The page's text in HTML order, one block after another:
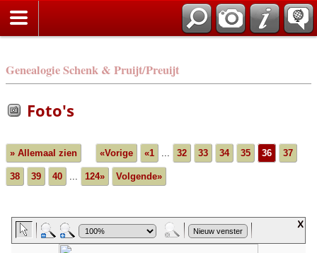
Genealogie Schenk & Pruijt/Preuijt
Foto's
» Allemaal zien «Vorige «1 ... 32 33 34 35 36 37
38 39 40 ... 124» Volgende»